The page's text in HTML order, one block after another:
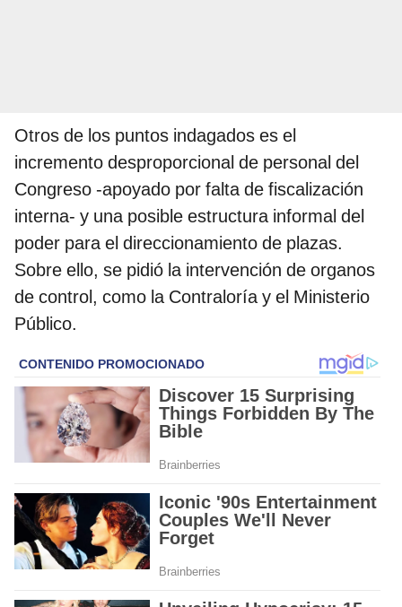
Otros de los puntos indagados es el
incremento desproporcional de personal del
Congreso -apoyado por falta de fiscalización
interna- y una posible estructura informal del
poder para el direccionamiento de plazas.
Sobre ello, se pidió la intervención de organos
de control, como la Contraloría y el Ministerio
Público.